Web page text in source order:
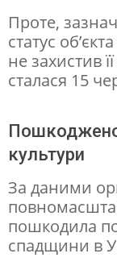
П
е
ч
е
с
ь
к
о
ї
Проте,
статус
не захистив
сталася 15
Пошкоджено
культури
За даними
пошкодила
спадщини в